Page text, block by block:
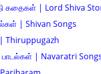
கதைகள் | Lord Shiva
| Shivan Songs
| Thiruppugazh
பாடல்கள் | Navaratri